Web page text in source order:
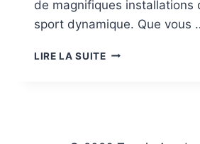
de magnifiques installations
sport dynamique. Que vous
LIRE LA SUITEOÙ
: